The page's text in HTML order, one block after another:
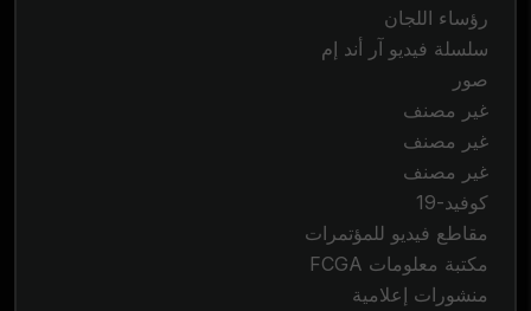
رؤساء اللجان
سلسلة فيديو آر أند إم
صور
غير مصنف
غير مصنف
غير مصنف
كوفيد-19
مقاطع فيديو للمؤتمرات
مكتبة معلومات FCGA
منشورات إعلامية